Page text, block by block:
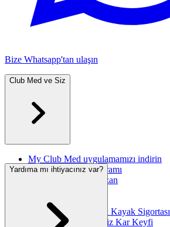
Bize Whatsapp'tan ulaşın
Club Med ve Siz
My Club Med uygulamamızı indirin
Great Members Programı
Arkadaşına Öner Kazan
International SOS
"Ski Zéro Soucis" Ek Kayak Sigortası
Club Med'in Kesintisiz Kar Keyfi
Yardıma mı ihtiyacınız var?